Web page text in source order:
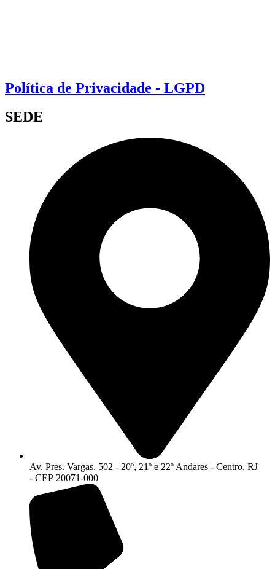
Política de Privacidade - LGPD
SEDE
Av. Pres. Vargas, 502 - 20º, 21º e 22º Andares - Centro, RJ
- CEP 20071-000